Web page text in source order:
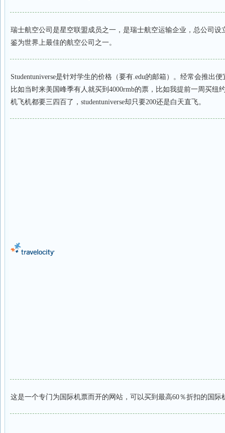
瑞士航空公司是星空联盟成员之一，是瑞士航空运输企业，总公司设
鉴为世界上最佳的航空公司之一。
Studentuniverse是针对学生的价格（要有.edu的邮箱）。经常会推出
比如当时来美国峰季有人就买到4000rmb的票，比如我提前一周买纽
机飞机都要三四百了，studentuniverse却只要200还是白天直飞。
这是一个专门为国际机票而开的网站，可以买到最高60％折扣的国际